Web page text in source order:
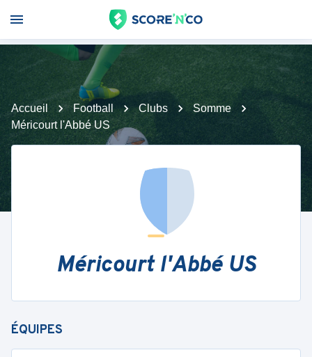
Accueil Football Clubs
Somme
Méricourt l'Abbé US
Méricourt l'Abbé US
ÉQUIPES